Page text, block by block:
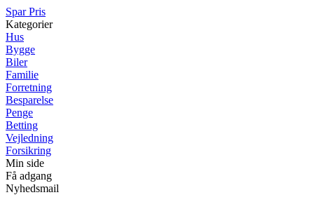
Spar Pris
Kategorier
Hus
Bygge
Biler
Familie
Forretning
Besparelse
Penge
Betting
Vejledning
Forsikring
Min side
Få adgang
Nyhedsmail